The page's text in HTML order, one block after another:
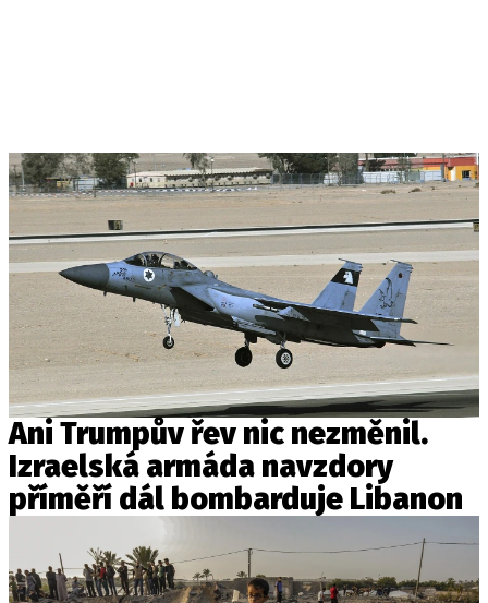
Ani Trumpův řev nic nezměnil.
Izraelská armáda navzdory
příměří dál bombarduje Libanon